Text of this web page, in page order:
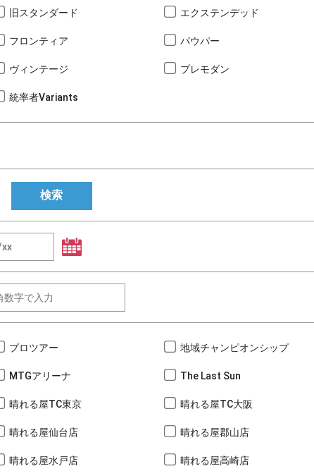
旧スタンダード エクステンデッド
フロンティア パウパー
ヴィンテージ プレモダン
統率者Variants
プロツアー 地域チャンピオンシップ
MTGアリーナ The Last Sun
晴れる屋TC東京 晴れる屋TC大阪
晴れる屋仙台店 晴れる屋郡山店
晴れる屋水戸店 晴れる屋高崎店